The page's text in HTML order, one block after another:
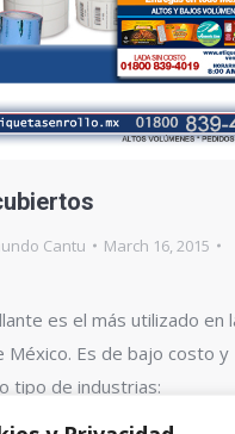
Cantu
March 16, 2015
es el más utilizado en
México. Es de bajo costo y
tipo de industrias: